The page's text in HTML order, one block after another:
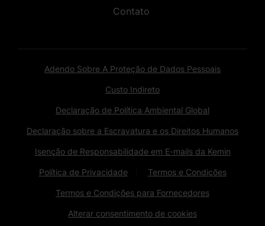
Contato
Adendo Sobre A Proteção de Dados Pessoais
Custo Indireto
Declaração de Política Ambiental Global
Declaração sobre a Escravatura e os Direitos Humanos
Isenção de Responsabilidade em E-mails da Kemin
Política de Privacidade Termos e Condições
Termos e Condições para Fornecedores
Alterar consentimento de cookies